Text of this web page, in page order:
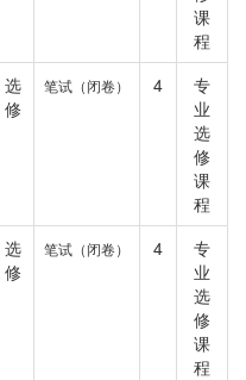
课
程
选
修
笔试（闭卷） 4
专
业
选
修
课
程
选
修
笔试（闭卷） 4
专
业
选
修
课
程